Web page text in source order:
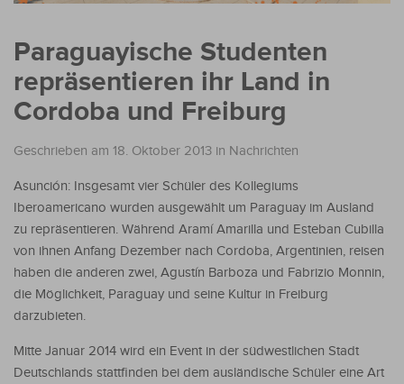
Paraguayische Studenten
repräsentieren ihr Land in
Cordoba und Freiburg
Geschrieben am 18. Oktober 2013 in Nachrichten
Asunción: Insgesamt vier Schüler des Kollegiums
Iberoamericano wurden ausgewählt um Paraguay im Ausland
zu repräsentieren. Während Aramí Amarilla und Esteban Cubilla
von ihnen Anfang Dezember nach Cordoba, Argentinien, reisen
haben die anderen zwei, Agustín Barboza und Fabrizio Monnin,
die Möglichkeit, Paraguay und seine Kultur in Freiburg
darzubieten.
Mitte Januar 2014 wird ein Event in der südwestlichen Stadt
Deutschlands stattfinden bei dem ausländische Schüler eine Art